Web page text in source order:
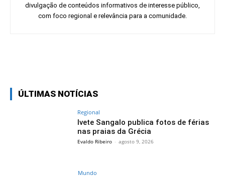
divulgação de conteúdos informativos de interesse público,
com foco regional e relevância para a comunidade.
ÚLTIMAS NOTÍCIAS
Regional
Ivete Sangalo publica fotos de férias
nas praias da Grécia
Evaldo Ribeiro - agosto 9, 2026
Mundo